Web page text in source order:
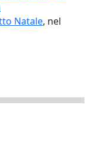
Natale, nel